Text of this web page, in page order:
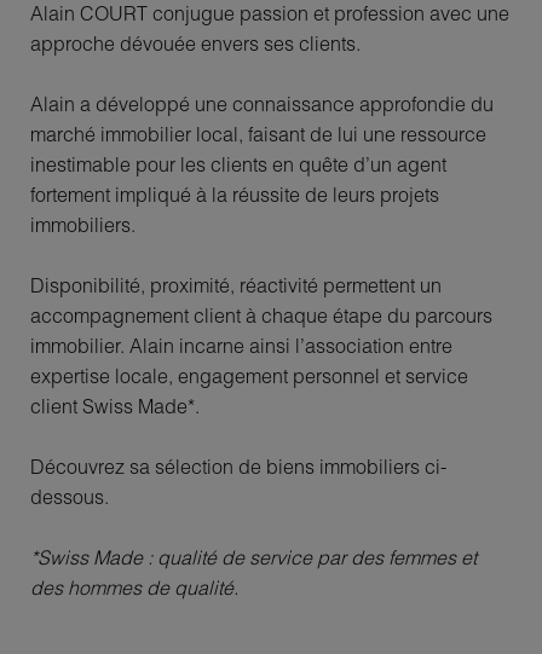
Alain COURT conjugue passion et profession avec une
approche dévouée envers ses clients.
Alain a développé une connaissance approfondie du
marché immobilier local, faisant de lui une ressource
inestimable pour les clients en quête d’un agent
fortement impliqué à la réussite de leurs projets
immobiliers.
Disponibilité, proximité, réactivité permettent un
accompagnement client à chaque étape du parcours
immobilier. Alain incarne ainsi l’association entre
expertise locale, engagement personnel et service
client Swiss Made*.
Découvrez sa sélection de biens immobiliers ci-
dessous.
*Swiss Made : qualité de service par des femmes et
des hommes de qualité.